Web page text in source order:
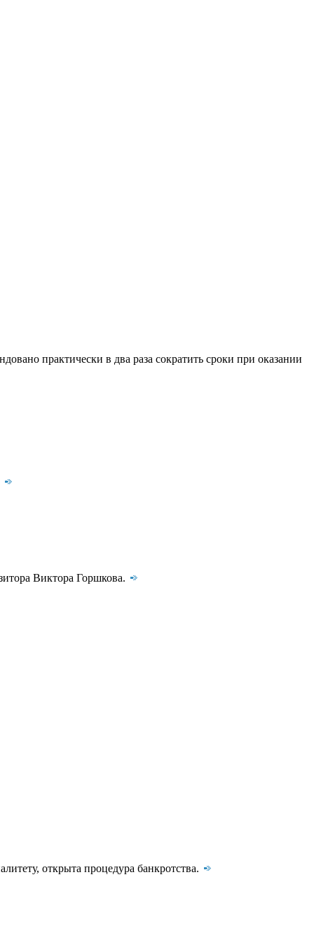
практически в два раза сократить сроки при оказании
Виктора Горшкова.
открыта процедура банкротства.